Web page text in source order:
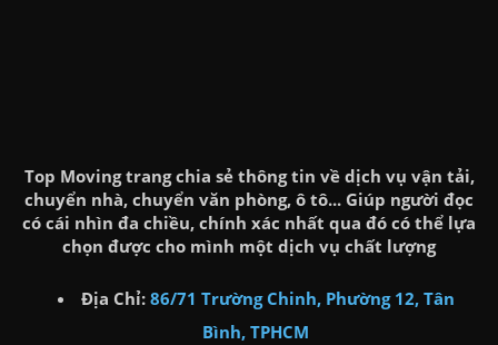
Top Moving trang chia sẻ thông tin về dịch vụ vận tải,
chuyển nhà, chuyển văn phòng, ô tô... Giúp người đọc
có cái nhìn đa chiều, chính xác nhất qua đó có thể lựa
chọn được cho mình một dịch vụ chất lượng
Địa Chỉ: 86/71 Trường Chinh, Phường 12, Tân
Bình, TPHCM